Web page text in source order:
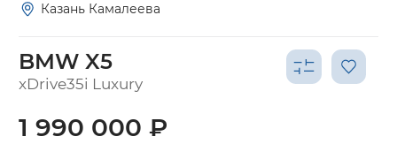
Казань Камалеева
BMW X5
xDrive35i Luxury
1 990 000 ₽